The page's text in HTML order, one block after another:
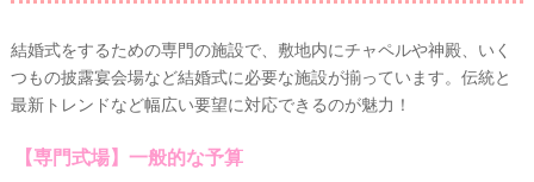
結婚式をするための専門の施設で、敷地内にチャペルや神殿、いく
つもの披露宴会場など結婚式に必要な施設が揃っています。伝統と
最新トレンドなど幅広い要望に対応できるのが魅力！
【専門式場】一般的な予算